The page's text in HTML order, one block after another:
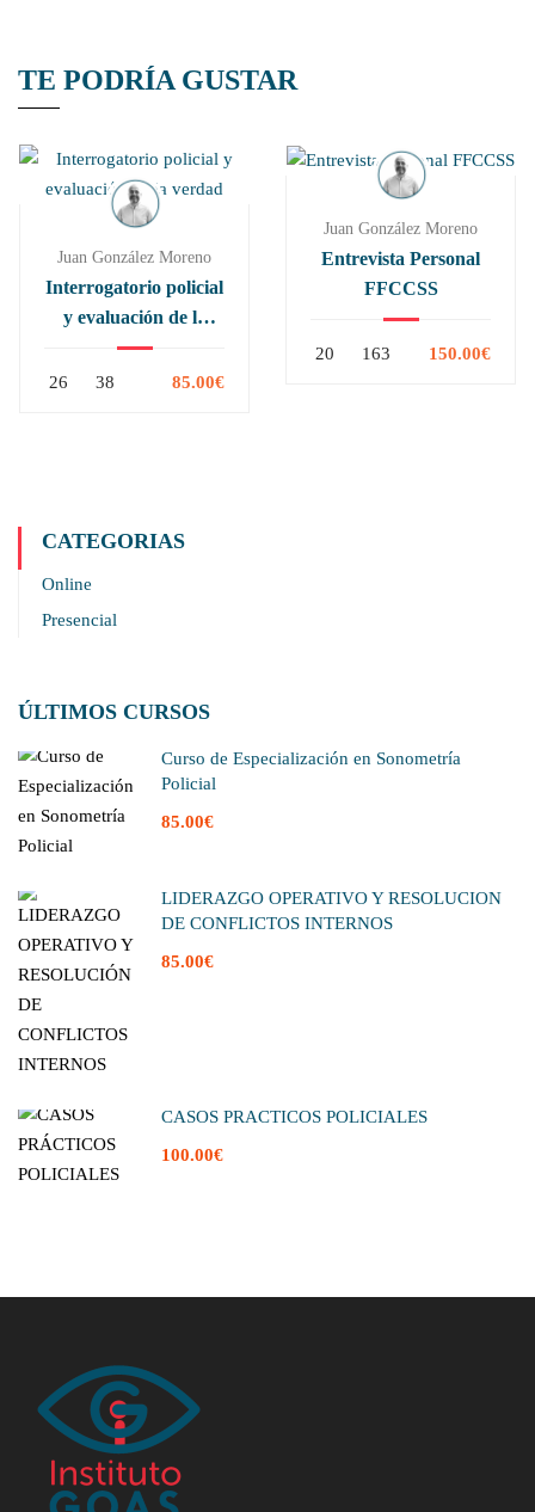
TE PODRÍA GUSTAR
Juan González Moreno
Interrogatorio policial
y evaluación de la
verdad
26 38 85.00€
Juan González Moreno
Entrevista Personal
FFCCSS
20 163 150.00€
CATEGORIAS
Online
Presencial
ÚLTIMOS CURSOS
Curso de Especialización en Sonometría
Policial
85.00€
LIDERAZGO OPERATIVO Y RESOLUCIÓN
DE CONFLICTOS INTERNOS
85.00€
CASOS PRÁCTICOS POLICIALES
100.00€